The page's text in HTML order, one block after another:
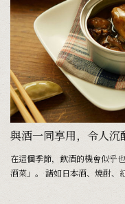
與酒一同享用，令人沉
在這個季節，飲酒的機會似乎
酒菜」。 諸如日本酒、燒酎、